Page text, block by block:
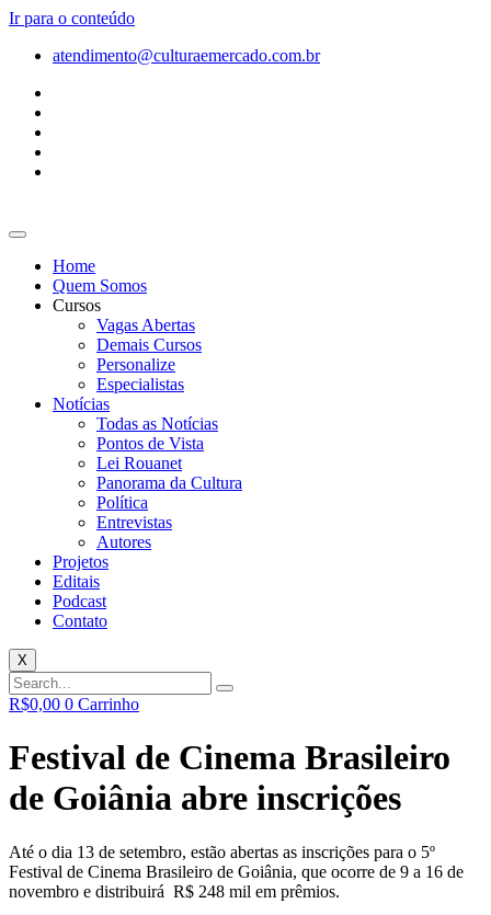
Ir para o conteúdo
atendimento@culturaemercado.com.br
Home
Quem Somos
Cursos
Vagas Abertas
Demais Cursos
Personalize
Especialistas
Notícias
Todas as Notícias
Pontos de Vista
Lei Rouanet
Panorama da Cultura
Política
Entrevistas
Autores
Projetos
Editais
Podcast
Contato
X
R$0,00 0 Carrinho
Festival de Cinema Brasileiro
de Goiânia abre inscrições
Até o dia 13 de setembro, estão abertas as inscrições para o 5º
Festival de Cinema Brasileiro de Goiânia, que ocorre de 9 a 16 de
novembro e distribuirá R$ 248 mil em prêmios.